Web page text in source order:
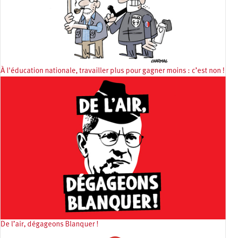
À l'éducation nationale, travailler plus pour gagner moins : c’est non !
De l’air, dégageons Blanquer !